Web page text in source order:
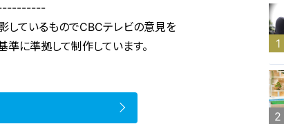
しているものでCBCテレビの意見を
に準拠して制作しています。
1
2